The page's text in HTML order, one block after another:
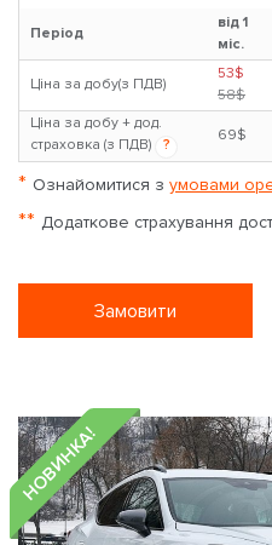
Період
від 1
міс.
Ціна за добу(з ПДВ)
53$
58$
Ціна за добу + дод.
страховка (з ПДВ)
?
69$
* Ознайомитися з умовами
** Додаткове страхування
Замовити
НОВИНКА!